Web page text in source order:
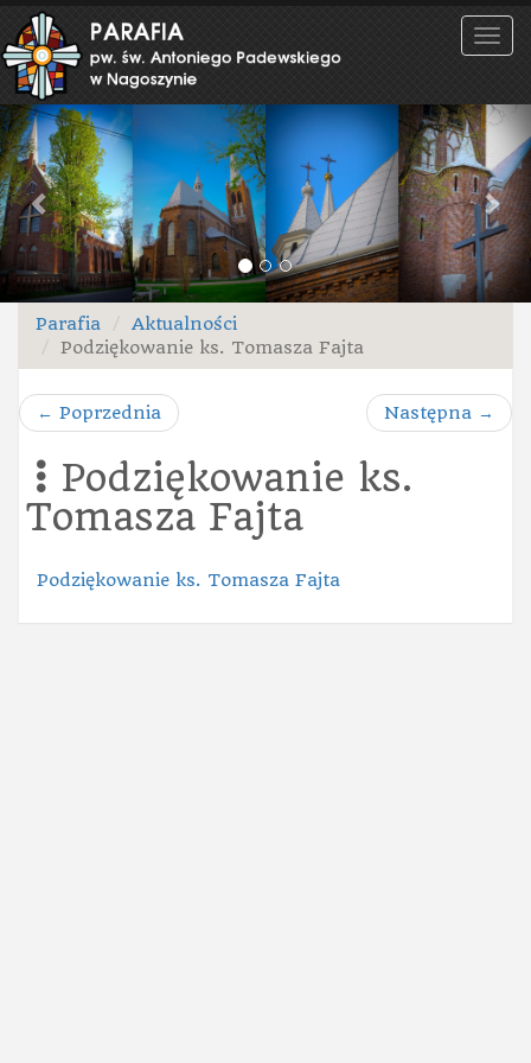
Previous
Parafia
Aktualności
Podziękowanie ks. Tomasza Fajta
← Poprzednia Następna →
Podziękowanie ks.
Tomasza Fajta
Podziękowanie ks. Tomasza Fajta